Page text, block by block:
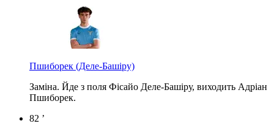
Пшиборек (Деле-Башіру)
Заміна. Йде з поля Фісайо Деле-Башіру, виходить Адріан
Пшиборек.
82 ’